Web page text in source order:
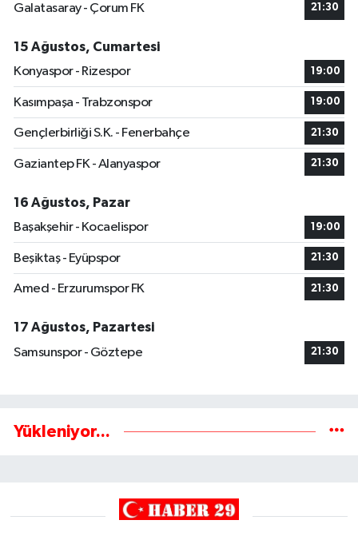
Galatasaray - Çorum FK
21:30
15 Ağustos, Cumartesi
Konyaspor - Rizespor
19:00
Kasımpaşa - Trabzonspor 19:00
Gençlerbirliği S.K. - Fenerbahçe 21:30
Gaziantep FK - Alanyaspor 21:30
16 Ağustos, Pazar
Başakşehir - Kocaelispor
19:00
Beşiktaş - Eyüpspor 21:30
Amed - Erzurumspor FK 21:30
17 Ağustos, Pazartesi
Samsunspor - Göztepe
21:30
Yükleniyor...